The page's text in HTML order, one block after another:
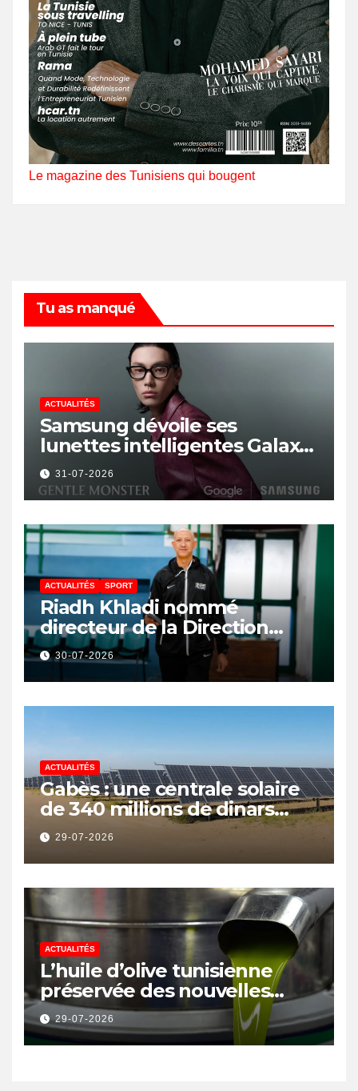
Le magazine des Tunisiens qui bougent
Tu as manqué
ACTUALITÉS
Samsung dévoile ses
lunettes intelligentes Galaxy
avec IA et Gemini
31-07-2026
ACTUALITÉS SPORT
Riadh Khladi nommé
directeur de la Direction
Nationale de l’Arbitrage
30-07-2026
ACTUALITÉS
Gabès : une centrale solaire
de 340 millions de dinars
pour renforcer la transition
énergétique et créer 400
emplois
29-07-2026
ACTUALITÉS
L’huile d’olive tunisienne
préservée des nouvelles
surtaxes américaines de
Donald Trump
29-07-2026